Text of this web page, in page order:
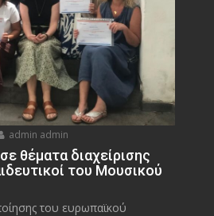
admin admin
θέματα διαχείρισης
του Μουσικού
του ευρωπαϊκού